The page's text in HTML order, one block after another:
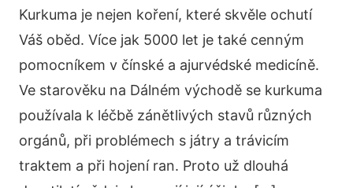
Kurkuma je nejen koření, které skvěle ochutí
Váš oběd. Více jak 5000 let je také cenným
pomocníkem v čínské a ajurvédské medicíně.
Ve starověku na Dálném východě se kurkuma
používala k léčbě zánětlivých stavů různých
orgánů, při problémech s játry a trávicím
traktem a při hojení ran. Proto už dlouhá